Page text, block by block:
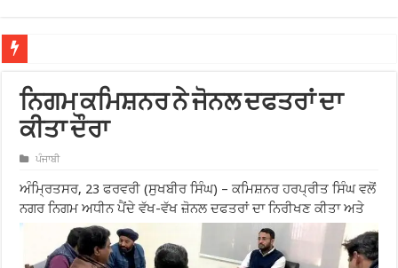
ਨਿਗਮ ਕਮਿਸ਼ਨਰ ਨੇ ਜੋਨਲ ਦਫਤਰਾਂ ਦਾ
ਕੀਤਾ ਦੌਰਾ
ਪੰਜਾਬੀ
ਅੰਮ੍ਰਿਤਸਰ, 23 ਫਰਵਰੀ (ਸੁਖਬੀਰ ਸਿੰਘ) – ਕਮਿਸ਼ਨਰ ਹਰਪ੍ਰੀਤ ਸਿੰਘ ਵਲੋਂ
ਨਗਰ ਨਿਗਮ ਅਧੀਨ ਪੈਂਦੇ ਵੱਖ-ਵੱਖ ਜ਼ੋਨਲ ਦਫਤਰਾਂ ਦਾ ਨਿਰੀਖਣ ਕੀਤਾ ਅਤੇ